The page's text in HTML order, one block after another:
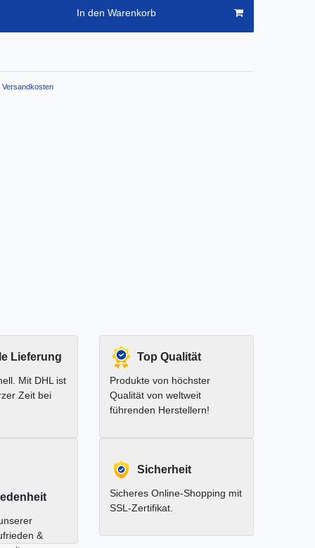
In den Warenkorb
Versandkosten
Lieferung
Mit DHL ist
Zeit bei
Top Qualität
Produkte von höchster
Qualität von weltweit
führenden Herstellern!
&
Sicherheit
Sicheres Online-Shopping mit
SSL-Zertifikat.